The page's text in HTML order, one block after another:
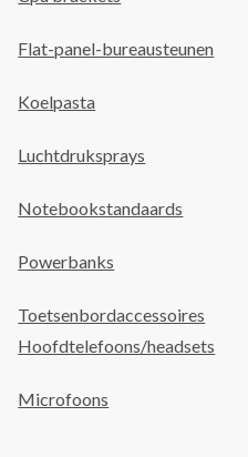
Flat-panel-bureausteunen
Koelpasta
Luchtdruksprays
Notebookstandaards
Powerbanks
Toetsenbordaccessoires
Hoofdtelefoons/headsets
Microfoons